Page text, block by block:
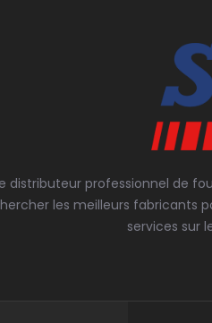
distributeur professionnel de
les meilleurs fabricants
services sur